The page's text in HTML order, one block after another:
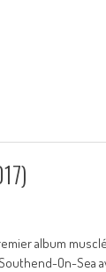
album
On-Sea